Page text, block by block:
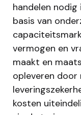
handelen
basis van
vermogen en
maakt en
opleveren door
kosten